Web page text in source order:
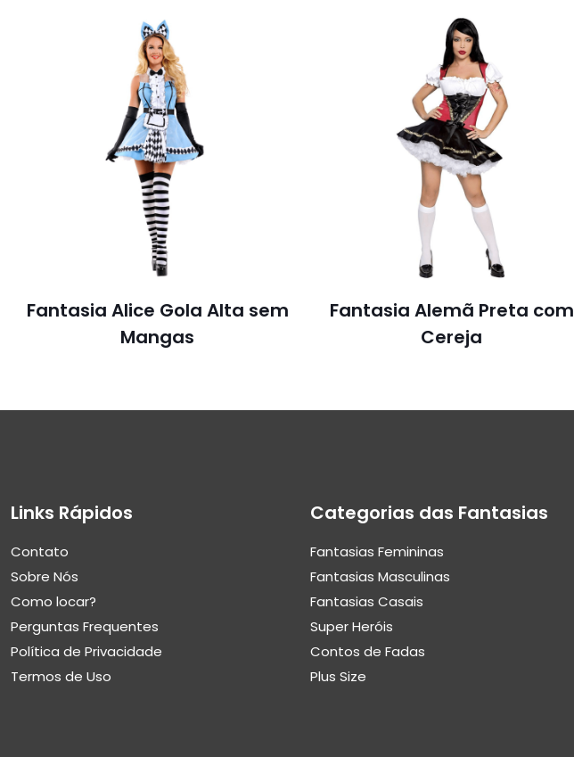
Fantasia Alice Gola Alta sem
Mangas
Fantasia Alemã Preta com
Cereja
Links Rápidos
Contato
Sobre Nós
Como locar?
Perguntas Frequentes
Política de Privacidade
Termos de Uso
Categorias das Fantasias
Fantasias Femininas
Fantasias Masculinas
Fantasias Casais
Super Heróis
Contos de Fadas
Plus Size